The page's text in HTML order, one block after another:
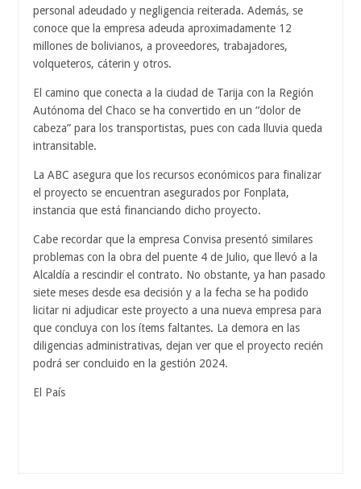
personal adeudado y negligencia reiterada. Además, se
conoce que la empresa adeuda aproximadamente 12
millones de bolivianos, a proveedores, trabajadores,
volqueteros, cáterin y otros.
El camino que conecta a la ciudad de Tarija con la Región
Autónoma del Chaco se ha convertido en un “dolor de
cabeza” para los transportistas, pues con cada lluvia queda
intransitable.
La ABC asegura que los recursos económicos para finalizar
el proyecto se encuentran asegurados por Fonplata,
instancia que está financiando dicho proyecto.
Cabe recordar que la empresa Convisa presentó similares
problemas con la obra del puente 4 de Julio, que llevó a la
Alcaldía a rescindir el contrato. No obstante, ya han pasado
siete meses desde esa decisión y a la fecha se ha podido
licitar ni adjudicar este proyecto a una nueva empresa para
que concluya con los ítems faltantes. La demora en las
diligencias administrativas, dejan ver que el proyecto recién
podrá ser concluido en la gestión 2024.
El País